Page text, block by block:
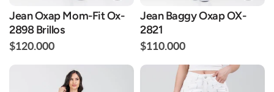
Jean Oxap Mom-Fit Ox-
2898 Brillos
$120.000
Jean Baggy Oxap OX-
2821
$110.000